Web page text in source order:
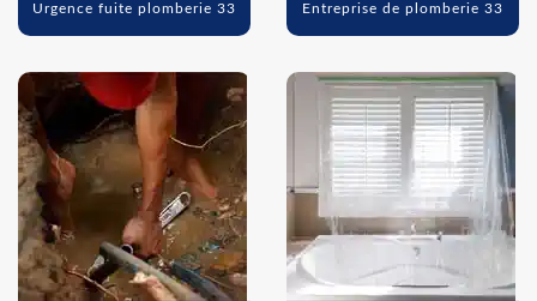
Urgence fuite plomberie 33 Entreprise de plomberie 33